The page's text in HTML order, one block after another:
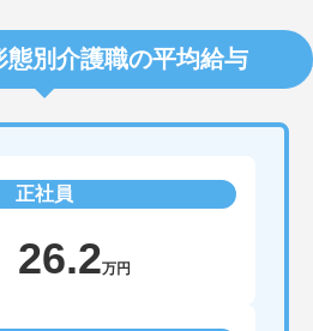
態別介護職の平均給与
正社員
26.2万円